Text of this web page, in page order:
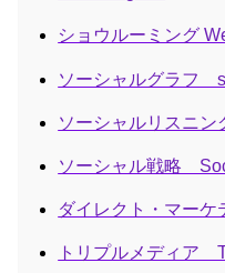
ショウルーミング
ソーシャルグラフ
ソーシャルリスニ
ソーシャル戦略
ダイレクト・マー
トリプルメディア